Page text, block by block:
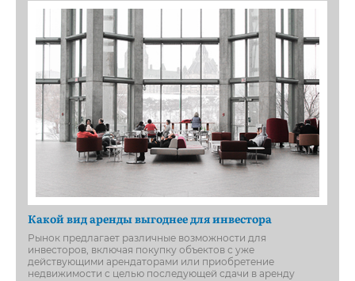
Какой вид аренды выгоднее для инвестора
Рынок предлагает различные возможности для
инвесторов, включая покупку объектов с уже
действующими арендаторами или приобретение
недвижимости с целью последующей сдачи в аренду